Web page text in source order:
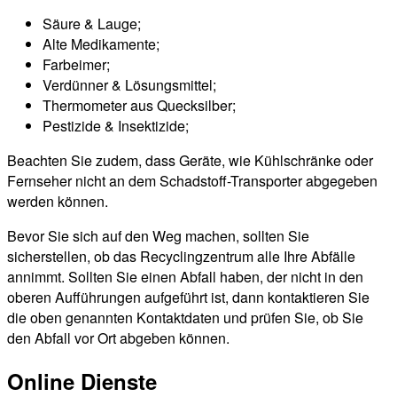
Säure & Lauge;
Alte Medikamente;
Farbeimer;
Verdünner & Lösungsmittel;
Thermometer aus Quecksilber;
Pestizide & Insektizide;
Beachten Sie zudem, dass Geräte, wie Kühlschränke oder
Fernseher nicht an dem Schadstoff-Transporter abgegeben
werden können.
Bevor Sie sich auf den Weg machen, sollten Sie
sicherstellen, ob das Recyclingzentrum alle Ihre Abfälle
annimmt. Sollten Sie einen Abfall haben, der nicht in den
oberen Aufführungen aufgeführt ist, dann kontaktieren Sie
die oben genannten Kontaktdaten und prüfen Sie, ob Sie
den Abfall vor Ort abgeben können.
Online Dienste